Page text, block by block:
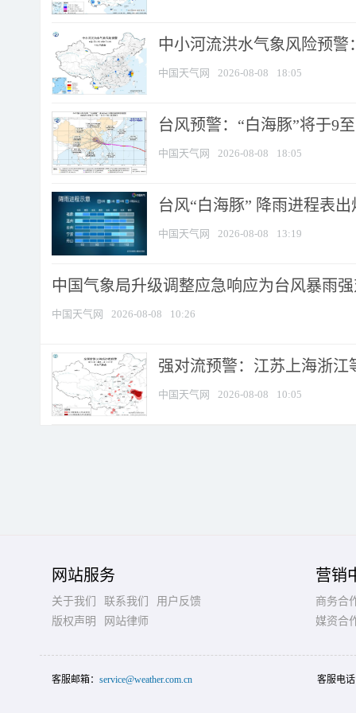
中小河流洪水气象风险预
中国天气网 2026-08-08 18:05
台风预警：“白海豚”将于9
中国天气网 2026-08-08 18:05
台风“白海豚” 降雨进程表
中国天气网 2026-08-08 13:19
中国气象局升级调整应急响应为台风暴雨
中国天气网 2026-08-08 10:26
强对流预警：江苏上海浙江
中国天气网 2026-08-08 10:05
网站服务
关于我们 联系我们
用户反馈
版权声明
网站律师
营销
商务合
媒资合
客服邮箱： service@weather.com.cn 客服电